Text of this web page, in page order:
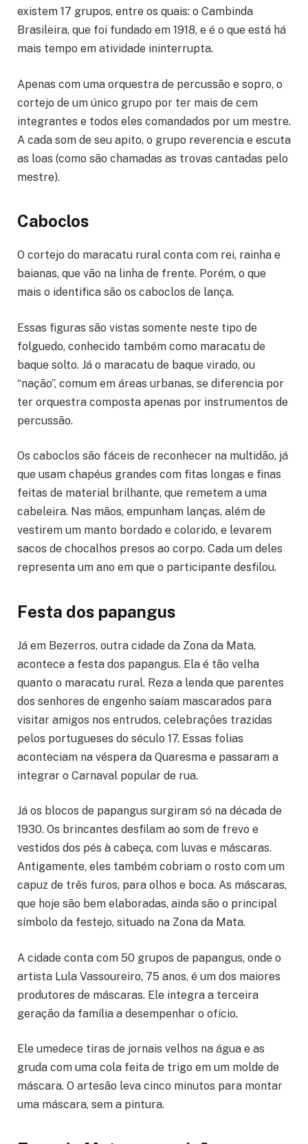
existem 17 grupos, entre os quais: o Cambinda
Brasileira, que foi fundado em 1918, e é o que está há
mais tempo em atividade ininterrupta.
Apenas com uma orquestra de percussão e sopro, o
cortejo de um único grupo por ter mais de cem
integrantes e todos eles comandados por um mestre.
A cada som de seu apito, o grupo reverencia e escuta
as loas (como são chamadas as trovas cantadas pelo
mestre).
Caboclos
O cortejo do maracatu rural conta com rei, rainha e
baianas, que vão na linha de frente. Porém, o que
mais o identifica são os caboclos de lança.
Essas figuras são vistas somente neste tipo de
folguedo, conhecido também como maracatu de
baque solto. Já o maracatu de baque virado, ou
“nação”, comum em áreas urbanas, se diferencia por
ter orquestra composta apenas por instrumentos de
percussão.
Os caboclos são fáceis de reconhecer na multidão, já
que usam chapéus grandes com fitas longas e finas
feitas de material brilhante, que remetem a uma
cabeleira. Nas mãos, empunham lanças, além de
vestirem um manto bordado e colorido, e levarem
sacos de chocalhos presos ao corpo. Cada um deles
representa um ano em que o participante desfilou.
Festa dos papangus
Já em Bezerros, outra cidade da Zona da Mata,
acontece a festa dos papangus. Ela é tão velha
quanto o maracatu rural. Reza a lenda que parentes
dos senhores de engenho saíam mascarados para
visitar amigos nos entrudos, celebrações trazidas
pelos portugueses do século 17. Essas folias
aconteciam na véspera da Quaresma e passaram a
integrar o Carnaval popular de rua.
Já os blocos de papangus surgiram só na década de
1930. Os brincantes desfilam ao som de frevo e
vestidos dos pés à cabeça, com luvas e máscaras.
Antigamente, eles também cobriam o rosto com um
capuz de três furos, para olhos e boca. As máscaras,
que hoje são bem elaboradas, ainda são o principal
símbolo da festejo, situado na Zona da Mata.
A cidade conta com 50 grupos de papangus, onde o
artista Lula Vassoureiro, 75 anos, é um dos maiores
produtores de máscaras. Ele integra a terceira
geração da família a desempenhar o ofício.
Ele umedece tiras de jornais velhos na água e as
gruda com uma cola feita de trigo em um molde de
máscara. O artesão leva cinco minutos para montar
uma máscara, sem a pintura.